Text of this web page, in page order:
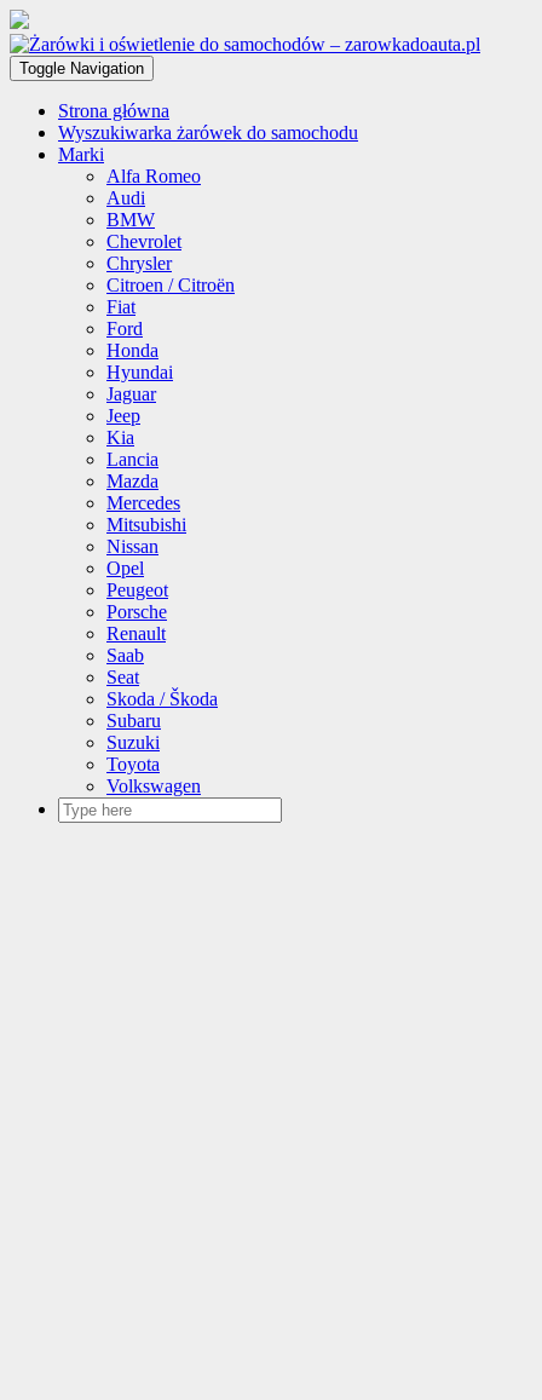
Toggle Navigation
Strona główna
Wyszukiwarka żarówek do samochodu
Marki
Alfa Romeo
Audi
BMW
Chevrolet
Chrysler
Citroen / Citroën
Fiat
Ford
Honda
Hyundai
Jaguar
Jeep
Kia
Lancia
Mazda
Mercedes
Mitsubishi
Nissan
Opel
Peugeot
Porsche
Renault
Saab
Seat
Skoda / Škoda
Subaru
Suzuki
Toyota
Volkswagen